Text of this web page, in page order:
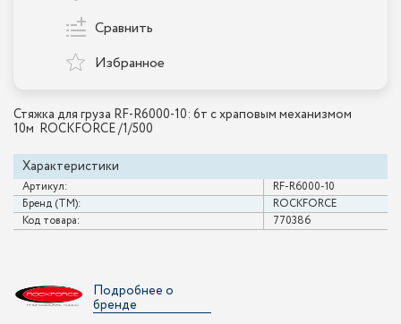
Стяжка для груза RF-R6000-10: 6т с храповым механизмом
10м ROCKFORCE /1/500
Характеристики
Артикул:
RF-R6000-10
Бренд (ТМ):
ROCKFORCE
Код товара:
770386
Сравнить
Избранное
Подробнее о
бренде